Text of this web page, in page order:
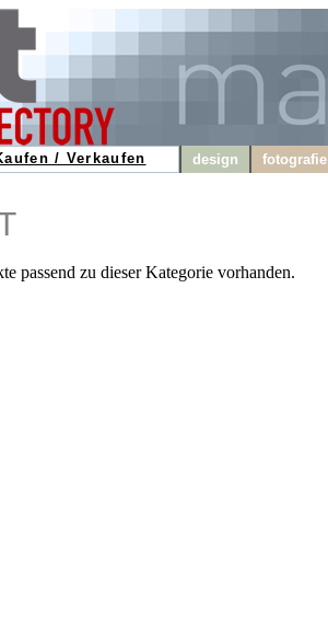
/ Verkaufen design fotografie
passend zu dieser Kategorie vorhanden.